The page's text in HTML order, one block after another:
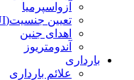
آزواسپرمیا
تعیین جنسیت(IVF-IUI)
اهدای جنین
آندومتریوز
بارداری
علائم بارداری